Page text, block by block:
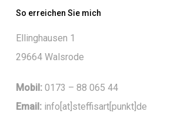
So erreichen Sie mich
Ellinghausen 1
29664 Walsrode
Mobil:0173 – 88 065 44
Email:info[at]steffisart[punkt]de